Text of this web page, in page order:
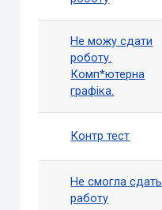
Не можу сдати
роботу.
Комп*ютерна
графіка.
Контр тест
Не смогла сдать
работу